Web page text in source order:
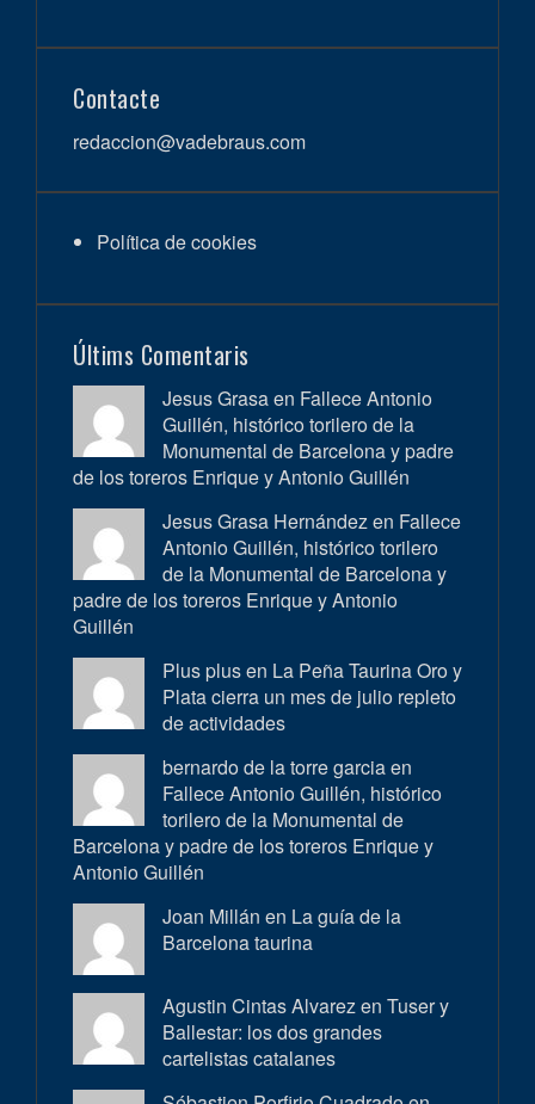
Contacte
redaccion@vadebraus.com
Política de cookies
Últims Comentaris
Jesus Grasa en Fallece Antonio
Guillén, histórico torilero de la
Monumental de Barcelona y padre
de los toreros Enrique y Antonio Guillén
Jesus Grasa Hernández en Fallece
Antonio Guillén, histórico torilero
de la Monumental de Barcelona y
padre de los toreros Enrique y Antonio
Guillén
Plus plus en La Peña Taurina Oro y
Plata cierra un mes de julio repleto
de actividades
bernardo de la torre garcia en
Fallece Antonio Guillén, histórico
torilero de la Monumental de
Barcelona y padre de los toreros Enrique y
Antonio Guillén
Joan Millán en La guía de la
Barcelona taurina
Agustin Cintas Alvarez en Tuser y
Ballestar: los dos grandes
cartelistas catalanes